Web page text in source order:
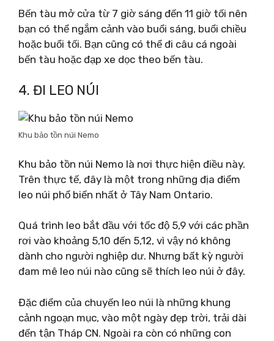
Bến tàu mở cửa từ 7 giờ sáng đến 11 giờ tối nên
bạn có thể ngắm cảnh vào buổi sáng, buổi chiều
hoặc buổi tối. Bạn cũng có thể đi câu cá ngoài
bến tàu hoặc đạp xe dọc theo bến tàu.
4. ĐI LEO NÚI
Khu bảo tồn núi Nemo
Khu bảo tồn núi Nemo là nơi thực hiện điều này.
Trên thực tế, đây là một trong những địa điểm
leo núi phổ biến nhất ở Tây Nam Ontario.
Quá trình leo bắt đầu với tốc độ 5,9 với các phần
rơi vào khoảng 5,10 đến 5,12, vì vậy nó không
dành cho người nghiệp dư. Nhưng bất kỳ người
đam mê leo núi nào cũng sẽ thích leo núi ở đây.
Đặc điểm của chuyến leo núi là những khung
cảnh ngoạn mục, vào một ngày đẹp trời, trải dài
đến tận Tháp CN. Ngoài ra còn có những con